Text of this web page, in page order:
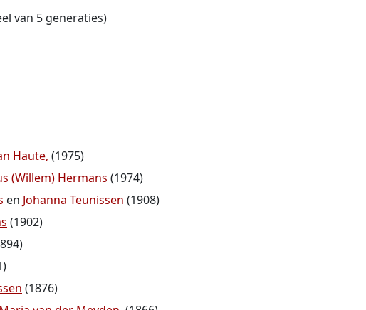
van 5 generaties)
Haute, (1975)
(Willem) Hermans (1974)
en Johanna Teunissen (1908)
(1902)
(1876)